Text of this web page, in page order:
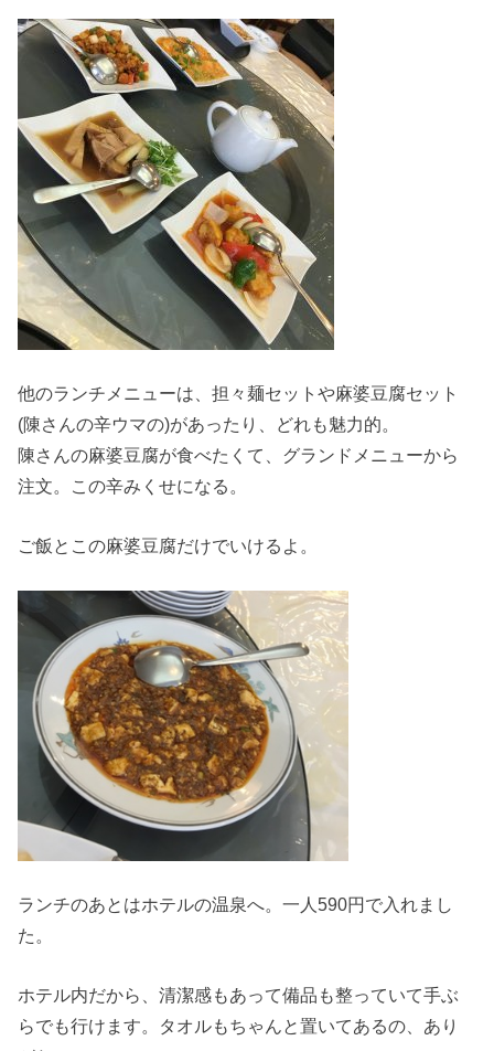
他のランチメニューは、担々麺セットや麻婆豆腐セット
(陳さんの辛ウマの)があったり、どれも魅力的。
陳さんの麻婆豆腐が食べたくて、グランドメニューから
注文。この辛みくせになる。
ご飯とこの麻婆豆腐だけでいけるよ。
ランチのあとはホテルの温泉へ。一人590円で入れまし
た。
ホテル内だから、清潔感もあって備品も整っていて手ぶ
らでも行けます。タオルもちゃんと置いてあるの、あり